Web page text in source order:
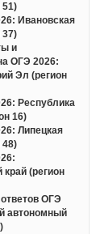
51)
Ивановская
37)
и
ОГЭ 2026:
Эл (регион
Республика
16)
Липецкая
48)
край (регион
ОГЭ
автономный